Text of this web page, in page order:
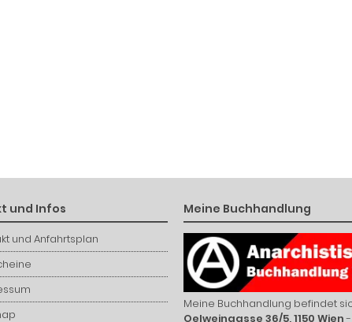
und Infos
und Anfahrtsplan
Meine Buchhandlung
Meine Buchhandlung befindet
Oelweingasse 36/5, 1150 Wien-